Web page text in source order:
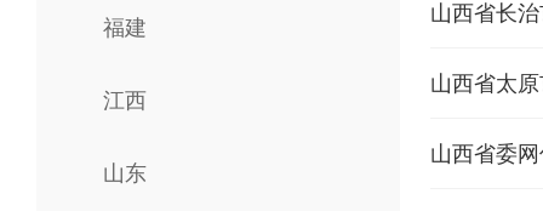
福建
江西
山东
山西省长
山西省太
山西省委